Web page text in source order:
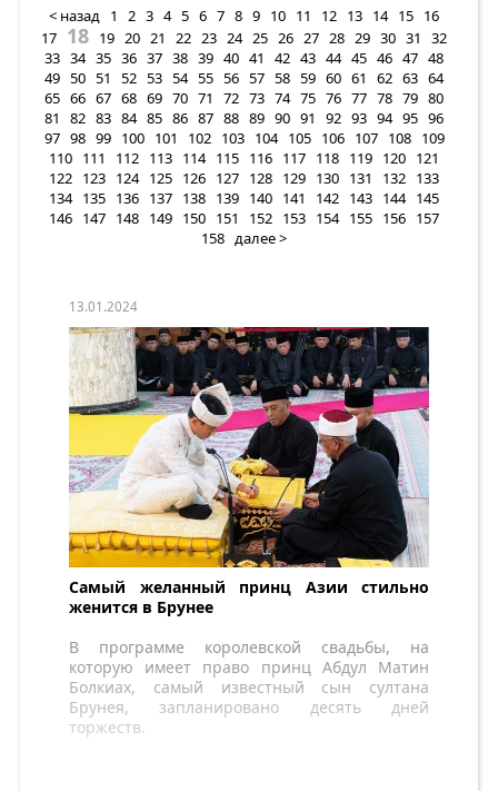
< назад 1 2 3 4 5 6 7 8 9 10 11 12 13 14 15 16
17 18 19 20 21 22 23 24 25 26 27 28 29 30 31
32
33 34 35 36 37 38 39 40 41 42 43 44 45 46 47 48
49 50 51 52 53 54 55 56 57 58 59 60 61 62 63 64
65 66 67 68 69 70 71 72 73 74 75 76 77 78 79 80
81
82 83 84 85 86 87 88 89 90 91 92 93 94 95 96
97 98 99 100 101 102 103 104 105 106 107 108 109
110 111 112 113 114 115 116 117 118 119 120 121
122 123 124 125 126 127 128 129 130 131 132 133
134 135 136 137 138 139 140 141 142 143 144 145
146 147 148 149 150 151 152 153 154 155 156 157
158 далее >
13.01.2024
Самый желанный принц Азии стильно
женится в Брунее
В программе королевской свадьбы, на
которую имеет право принц Абдул Матин
Болкиах, самый известный сын султана
Брунея, запланировано десять дней
торжеств.